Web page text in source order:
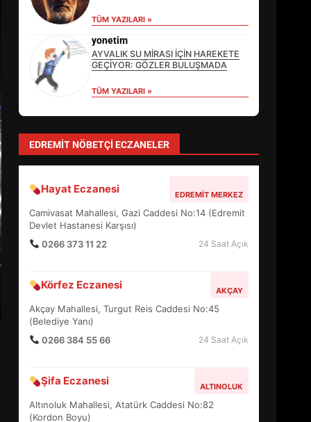
TÜM YAZILARI »
yonetim
AYVALIK SU MİRASI İÇİN HAREKETE
GEÇİYOR: GÖZLER BULUŞMADA
TÜM YAZILARI »
EDREMIT NÖBETÇI ECZANELER
Hayat Eczanesi EDREMIT MERKEZ
Camivasat Mahallesi, Gazi Caddesi No:14 (Edremit
Devlet Hastanesi Karşısı)
0266 373 11 22
24 Saat Açık
Körfez Eczanesi AKÇAY
Akçay Mahallesi, Turgut Reis Caddesi No:45
(Belediye Yanı)
0266 384 55 66
24 Saat Açık
Şifa Eczanesi ALTINOLUK
Altınoluk Mahallesi, Atatürk Caddesi No:82
(Kordon Boyu)
EİB’DE KRİTİK ATAMA:
SÜRDÜRÜLEBİLİRLİKTE NE
DEĞİŞECEK?
4
EDREMİT’İN GURURU TÜRKİYE
FİNALİNDE NE BAŞARDI?
5
BALIKESİR MÜZELERİNDE
SÜRE UZATILDI: NE DEĞİŞTİ?
6
BURHANİYE SATRANÇ
DEĞİŞTİRİYOR?
7
BURHANİYE
BELEDİYESPOR’DA YENİ
YÖNETİM NASIL ŞEKİLLENDİ?